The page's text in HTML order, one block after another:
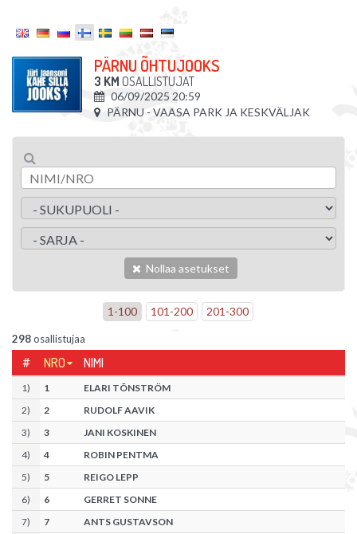
PÄRNU ÕHTUJOOKS
3 KM OSALLISTUJAT
06/09/2025 20:59
PÄRNU - VAASA PARK JA KESKVÄLJAK
Nollaa asetukset
1-100 101-200 201-300
298osallistujaa
# NRO NIMI
1) 1
ELARI TÕNSTRÖM
2) 2
RUDOLF AAVIK
3) 3
JANI KOSKINEN
4) 4
ROBIN PENTMA
5) 5
REIGO LEPP
6) 6
GERRET SONNE
7) 7
ANTS GUSTAVSON